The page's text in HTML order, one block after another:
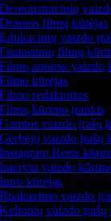
filmų kūrėjas
vaizdo
filmų
anonso vaizdo
kūrėjas
redaktorius
kūrimo įrankis
vaizdo įrašų
vaizdo įrašų
Reels
vaizdo
kūrėjas
vaizdo
vaizdo įrašų